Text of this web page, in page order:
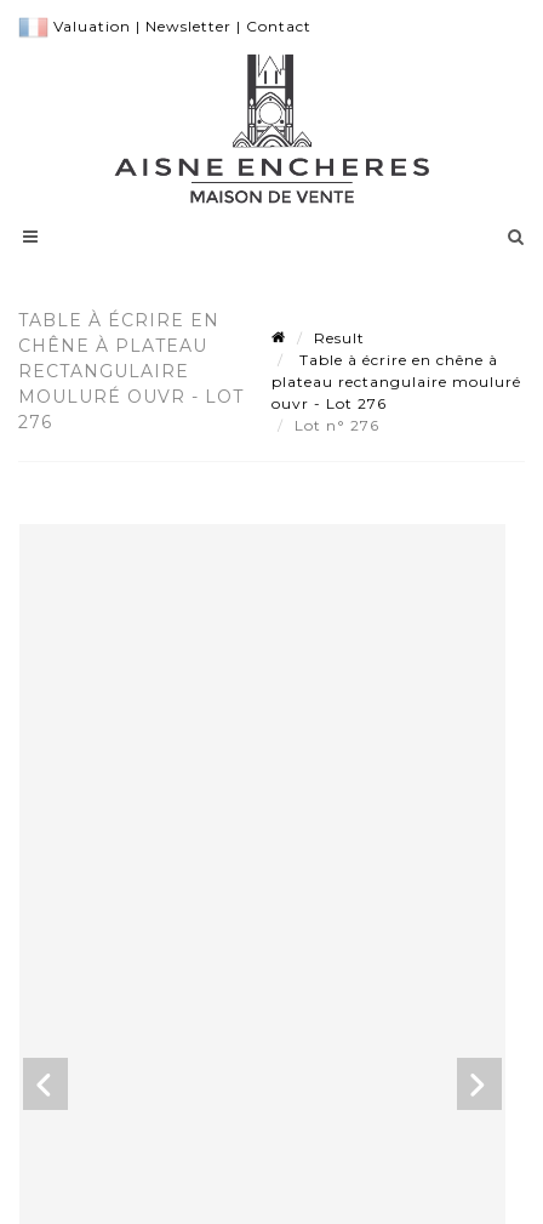
Valuation | Newsletter | Contact
TABLE À ÉCRIRE EN
CHÊNE À PLATEAU
RECTANGULAIRE
MOULURÉ OUVR - LOT
276
Result
Table à écrire en chêne à
plateau rectangulaire mouluré
ouvr - Lot 276
Lot n° 276